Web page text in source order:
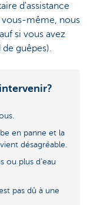
d'assistance
vous-même, nous
si vous avez
guêpes).
en panne et la
désagréable.
ou plus d'eau
pas dû à une